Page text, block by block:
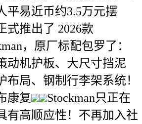
平易近币约3.5万元摆
式推出了 2026款
，原厂标配包罗了：
动机护板、大尺寸挡泥
布局、钢制行李架系统！
康复
Stockman只正在
有高顺应性！不再加入社